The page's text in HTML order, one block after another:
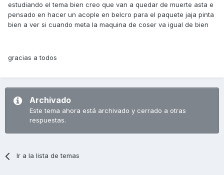
estudiando el tema bien creo que van a quedar de muerte asta e
pensado en hacer un acople en belcro para el paquete jaja pinta
bien a ver si cuando meta la maquina de coser va igual de bien
gracias a todos
Archivado
Este tema ahora está archivado y cerrado a otras
respuestas.
Ir a la lista de temas